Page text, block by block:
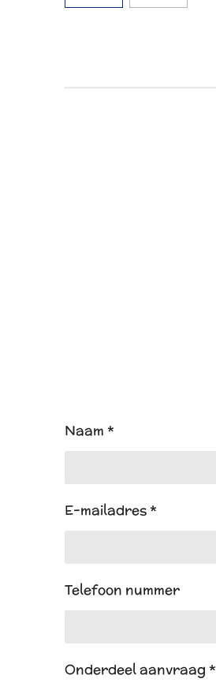
Naam *
E-mailadres *
Telefoon nummer
Onderdeel aanvraag *